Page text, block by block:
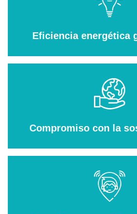
Eficiencia energética
Compromiso con la